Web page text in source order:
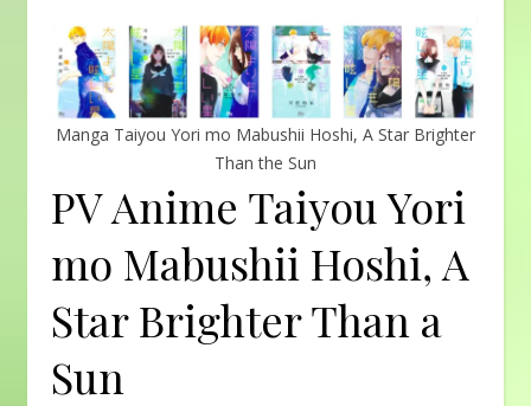
Manga Taiyou Yori mo Mabushii Hoshi, A Star Brighter
Than the Sun
PV Anime Taiyou Yori
mo Mabushii Hoshi, A
Star Brighter Than a
Sun